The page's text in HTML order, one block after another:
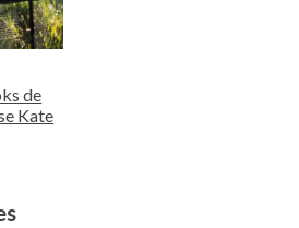
de
Kate